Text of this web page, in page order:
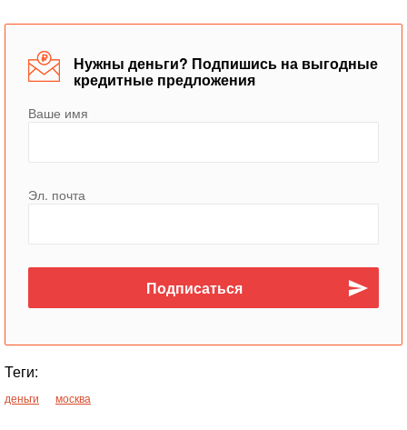
Нужны деньги? Подпишись на выгодные
кредитные предложения
Ваше имя
Эл. почта
Теги:
деньги москва